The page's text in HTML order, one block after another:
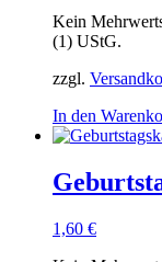
Kein
(1) UStG.
zzgl.
In den
1,60 €